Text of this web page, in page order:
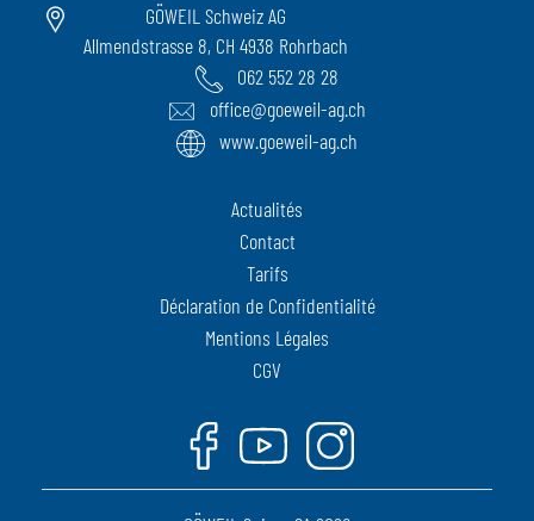
GÖWEIL Schweiz AG
Allmendstrasse 8, CH 4938 Rohrbach
062 552 28 28
office@goeweil-ag.ch
www.goeweil-ag.ch
Actualités
Contact
Tarifs
Déclaration de Confidentialité
Mentions Légales
CGV
Facebook
YoutubeInstagram